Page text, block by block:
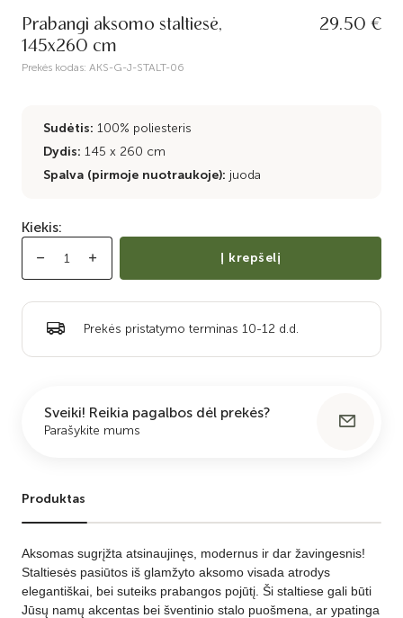
Prabangi aksomo staltiesė,
145x260 cm
Prekės kodas: AKS-G-J-STALT-06
29.50 €
Sudėtis: 100% poliesteris
Dydis: 145 x 260 cm
Spalva (pirmoje nuotraukoje): juoda
Kiekis:
Į krepšelį
Prekės pristatymo terminas 10-12 d.d.
Sveiki! Reikia pagalbos dėl prekės?
Parašykite mums
Produktas
Aksomas sugrįžta atsinaujinęs, modernus ir dar žavingesnis!
Staltiesės pasiūtos iš glamžyto aksomo visada atrodys
elegantiškai, bei suteiks prabangos pojūtį. Ši staltiese gali būti
Jūsų namų akcentas bei šventinio stalo puošmena, ar ypatinga